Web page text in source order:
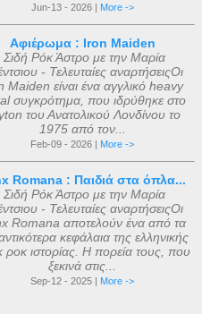
Jun-13 - 2026 | More ->
Αφιέρωμα : Iron Maiden
Σιδή Ρόκ Άστρο με την Μαρία
- Τελευταίες αναρτήσειςΟι
Maiden είναι ένα αγγλικό heavy
συγκρότημα, που ιδρύθηκε στο
του Ανατολικού Λονδίνου το
1975 από τον...
Feb-09 - 2026 | More ->
Romana : Παιδιά στα όπλα...
Σιδή Ρόκ Άστρο με την Μαρία
- Τελευταίες αναρτήσειςΟι
Romana αποτελούν ένα από τα
κεφάλαια της ελληνικής
ροκ ιστορίας. Η πορεία τους, που
ξεκινά στις...
Sep-12 - 2025 | More ->